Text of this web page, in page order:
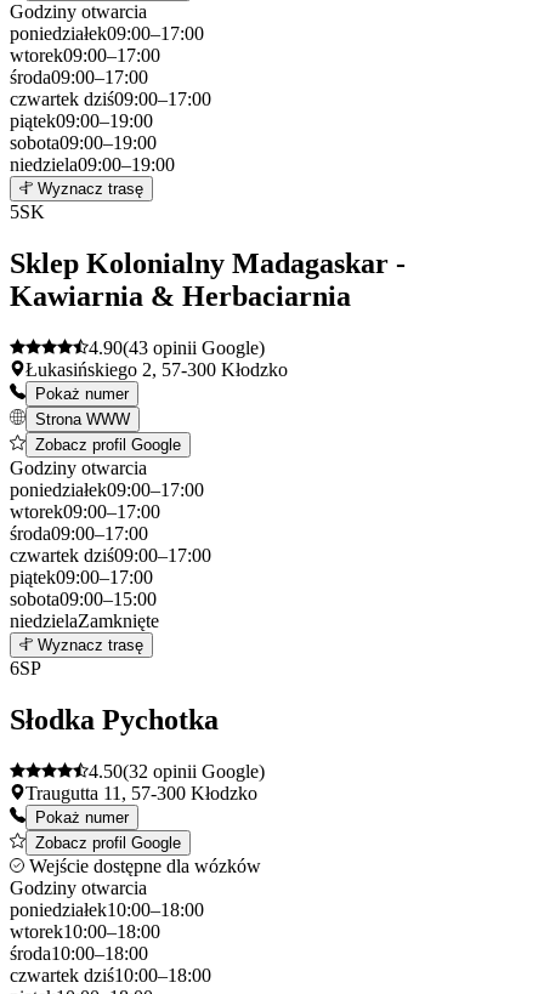
Godziny otwarcia
poniedziałek09:00–17:00
wtorek09:00–17:00
środa09:00–17:00
czwartek dziś09:00–17:00
piątek09:00–19:00
sobota09:00–19:00
niedziela09:00–19:00
+
−
Wyznacz trasę
5SK
Sklep Kolonialny Madagaskar -
Kawiarnia & Herbaciarnia
4.90(43 opinii Google)
Łukasińskiego 2, 57-300 Kłodzko
Pokaż numer
Strona WWW
Zobacz profil Google
Godziny otwarcia
poniedziałek09:00–17:00
wtorek09:00–17:00
środa09:00–17:00
czwartek dziś09:00–17:00
piątek09:00–17:00
sobota09:00–15:00
niedzielaZamknięte
+
Wyznacz trasę
6SP
Słodka Pychotka
4.50(32 opinii Google)
Traugutta 11, 57-300 Kłodzko
Pokaż numer
Zobacz profil Google
Wejście dostępne dla wózków
Godziny otwarcia
poniedziałek10:00–18:00
wtorek10:00–18:00
środa10:00–18:00
czwartek dziś10:00–18:00